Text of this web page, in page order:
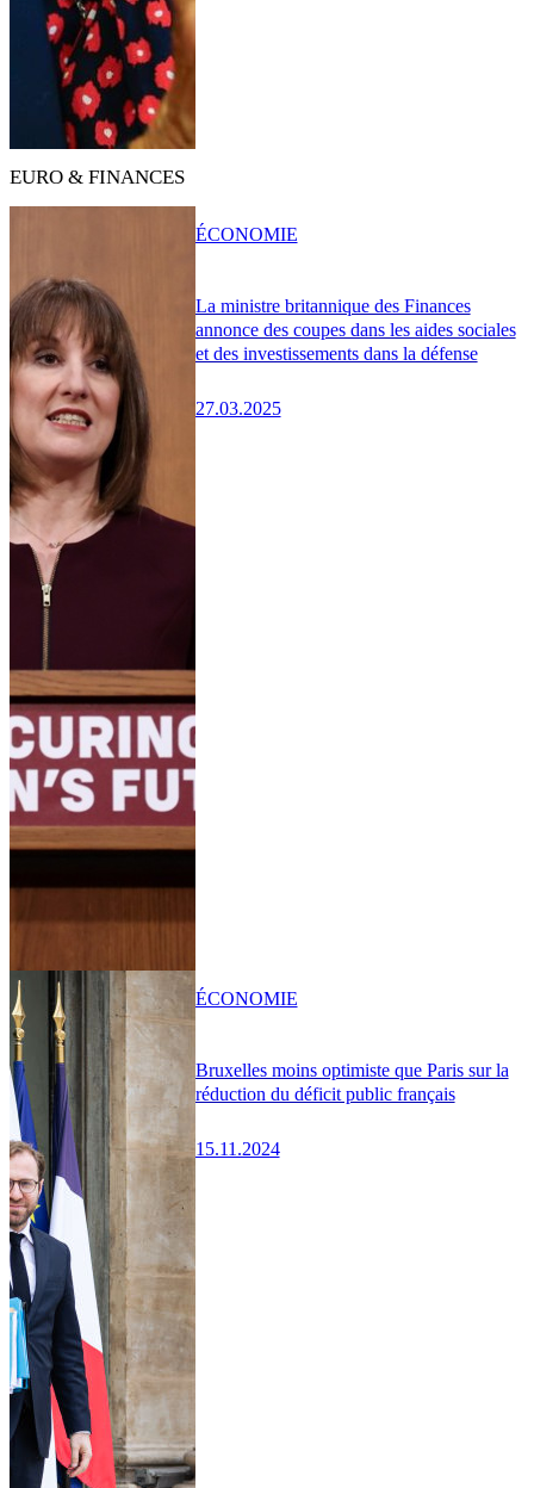
EURO & FINANCES
La ministre britannique des Finances
annonce des coupes dans les aides sociales
et des investissements dans la défense
27.03.2025
ÉCONOMIE
Bruxelles moins optimiste que Paris sur la
réduction du déficit public français
15.11.2024
ÉCONOMIE